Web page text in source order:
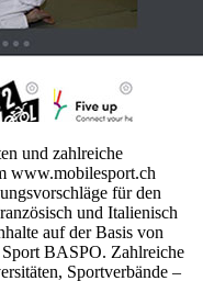
und zahlreiche
www.mobilesport.ch
für den
und Italienisch
auf der Basis von
BASPO. Zahlreiche
Sportverbände –